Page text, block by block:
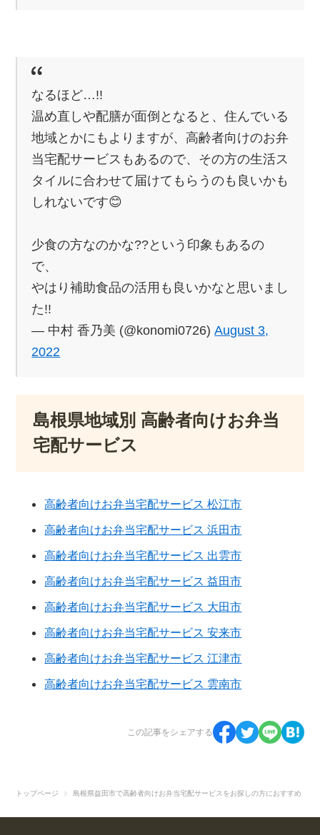
なるほど…!!
温め直しや配膳が面倒となると、住んでいる
地域とかにもよりますが、高齢者向けのお弁
当宅配サービスもあるので、その方の生活ス
タイルに合わせて届けてもらうのも良いかも
しれないです😊
少食の方なのかな??という印象もあるの
で、
やはり補助食品の活用も良いかなと思いまし
た!!
— 中村 香乃美 (@konomi0726)August 3,
2022
島根県地域別 高齢者向けお弁当
宅配サービス
高齢者向けお弁当宅配サービス 松江市
高齢者向けお弁当宅配サービス 浜田市
高齢者向けお弁当宅配サービス 出雲市
高齢者向けお弁当宅配サービス 益田市
高齢者向けお弁当宅配サービス 大田市
高齢者向けお弁当宅配サービス 安来市
高齢者向けお弁当宅配サービス 江津市
高齢者向けお弁当宅配サービス 雲南市
この記事をシェアする
トップページ 島根県益田市で高齢者向けお弁当宅配サービスをお探しの方におすすめ